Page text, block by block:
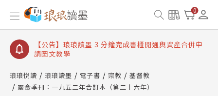
0
【公告】琅琅讀墨數位閱讀資產合併與書櫃開通申請
【公告】琅琅讀墨書櫃開通常見問題
【公告】琅琅讀墨 3 分鐘完成書櫃開通與資產合併申
請圖文教學
查詢
【公告】琅琅讀墨數位閱讀資產合併與書櫃開通申請
琅琅悅讀 琅琅讀墨 電子書 宗教
基督教
靈食季刊：一九五二年合訂本（第二十六年）